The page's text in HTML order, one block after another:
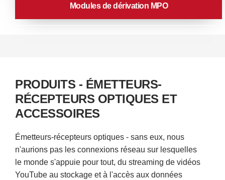
Modules de dérivation MPO
PRODUITS - ÉMETTEURS-
RÉCEPTEURS OPTIQUES ET
ACCESSOIRES
Émetteurs-récepteurs optiques - sans eux, nous
n'aurions pas les connexions réseau sur lesquelles
le monde s'appuie pour tout, du streaming de vidéos
YouTube au stockage et à l'accès aux données